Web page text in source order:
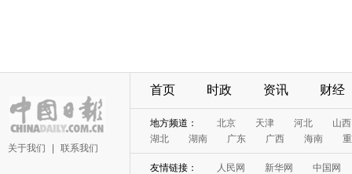
关于我们 联系我们
首页 时政 资讯 财经
地方频道： 北京 天津 河北
山西
湖北
湖南 广东 广西 海南
友情链接： 人民网 新华网
中国网